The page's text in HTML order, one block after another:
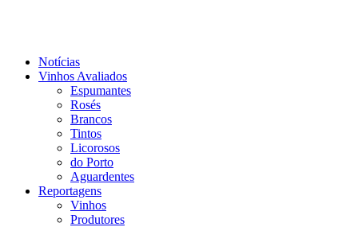
Notícias
Vinhos Avaliados
Espumantes
Rosés
Brancos
Tintos
Licorosos
do Porto
Aguardentes
Reportagens
Vinhos
Produtores